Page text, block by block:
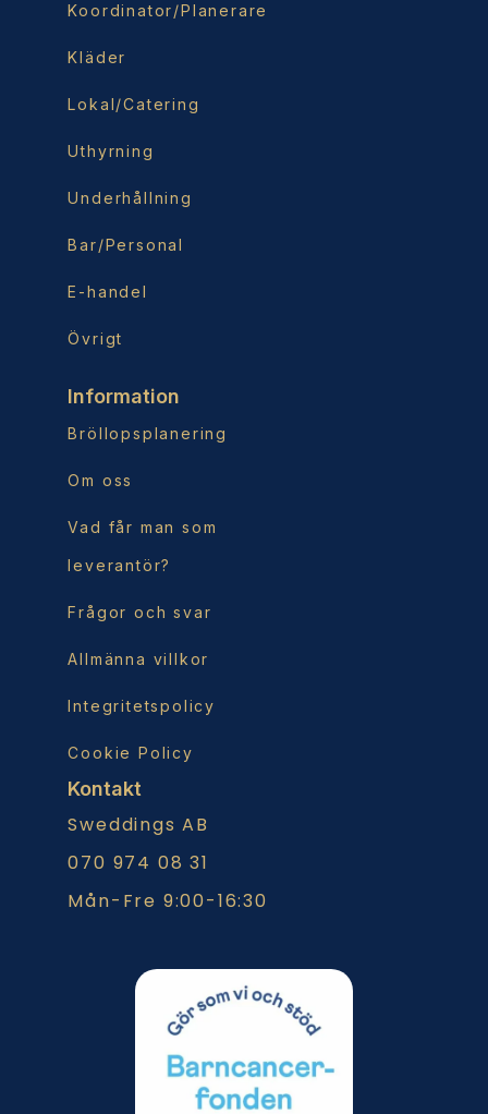
Koordinator/Planerare
Kläder
Lokal/Catering
Uthyrning
Underhållning
Bar/Personal
E-handel
Övrigt
Information
Bröllopsplanering
Om oss
Vad får man som
leverantör?
Frågor och svar
Allmänna villkor
Integritetspolicy
Cookie Policy
Kontakt
Sweddings AB
070 974 08 31
Mån-Fre 9:00-16:30